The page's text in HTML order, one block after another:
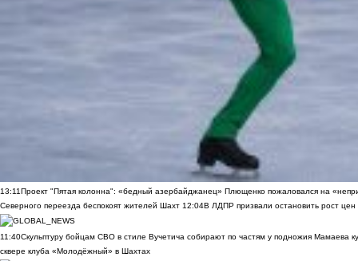
13:11Проект "Пятая колонна": «бедный азербайджанец» Плющенко пожаловался на
Северного переезда беспокоят жителей Шахт 12:04В ЛДПР призвали остановить рост цен
11:40Скульптуру бойцам СВО в стиле Вучетича собирают по частям у подножия Мамаева
сквере клуба «Молодёжный» в Шахтах